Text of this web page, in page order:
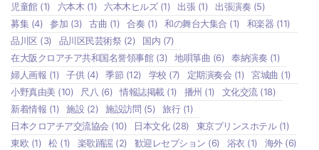
児童館(1) 六本木 (1) 六本木ヒルズ(1) 出張(1) 出張演奏 (5)
募集 (4) 参加 (3) 古曲 (1) 合奏 (1) 和の舞台大集合 (1) 和楽器 (11)
品川区 (3) 品川区民芸術祭 (2) 国内 (7)
在大阪クロアチア共和国名誉領事館(3) 地唄箏曲 (6) 奉納演奏 (1)
婦人画報 (1) 子供(4) 季節 (12) 学校 (7) 定期演奏会 (1) 宮城曲 (1)
小野真由美 (10) 尺八 (6) 情報誌掲載(1) 播州 (1) 文化交流(18)
新着情報 (1) 施設 (2) 施設訪問 (5) 旅行(1)
日本クロアチア交流協会 (10) 日本文化(28) 東京プリンスホテル(1)
東欧 (1) 松(1) 楽歌踊謡(2) 歓迎レセプション (6) 浴衣 (1) 海外(6)